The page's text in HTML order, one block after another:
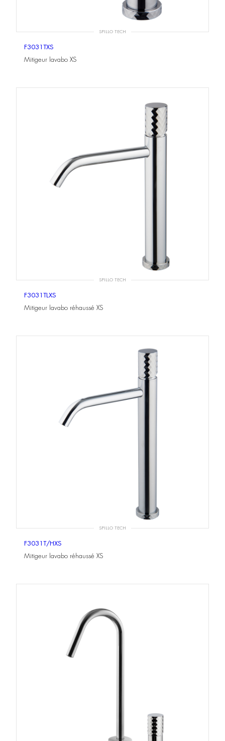
SPILLO TECH
F3031TXS
Mitigeur lavabo XS
SPILLO TECH
F3031TLXS
Mitigeur lavabo réhaussé XS
SPILLO TECH
F3031T/HXS
Mitigeur lavabo réhaussé XS